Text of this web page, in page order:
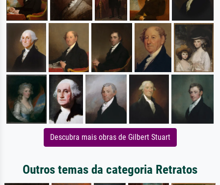
Descubra mais obras de Gilbert Stuart
Outros temas da categoria Retratos